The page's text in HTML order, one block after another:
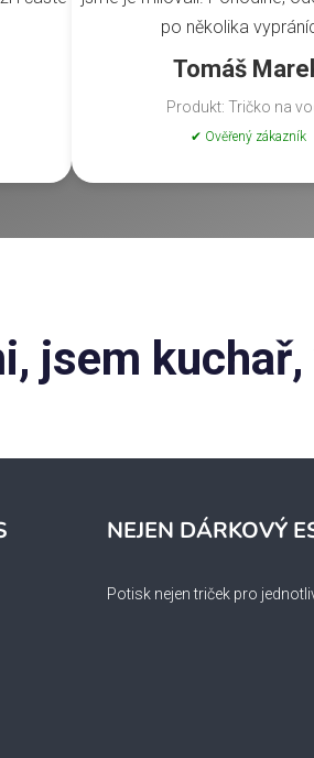
po několika
Tomáš
Produkt: Tričko na
✔ Ověřený zákazník
jsem
NEJEN DÁRKOVÝ
Potisk nejen triček pro